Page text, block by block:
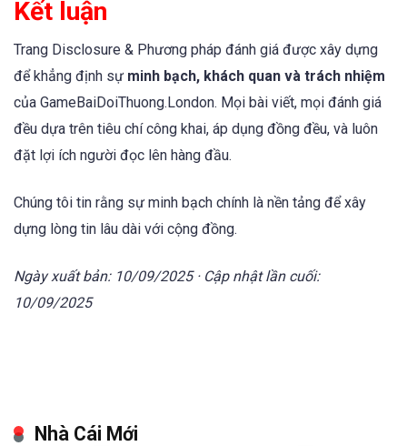
Kết luận
Trang Disclosure & Phương pháp đánh giá được xây dựng
để khẳng định sự minh bạch, khách quan và trách nhiệm
của GameBaiDoiThuong.London. Mọi bài viết, mọi đánh giá
đều dựa trên tiêu chí công khai, áp dụng đồng đều, và luôn
đặt lợi ích người đọc lên hàng đầu.
Chúng tôi tin rằng sự minh bạch chính là nền tảng để xây
dựng lòng tin lâu dài với cộng đồng.
Ngày xuất bản: 10/09/2025 · Cập nhật lần cuối:
10/09/2025
Nhà Cái Mới